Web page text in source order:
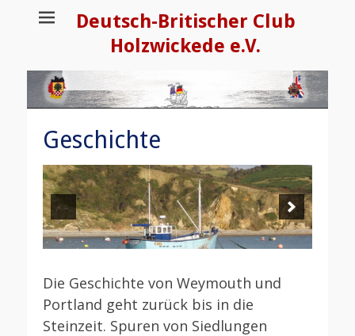
Deutsch-Britischer Club
Holzwickede e.V.
Geschichte
Die Geschichte von Weymouth und
Portland geht zurück bis in die
Steinzeit. Spuren von Siedlungen